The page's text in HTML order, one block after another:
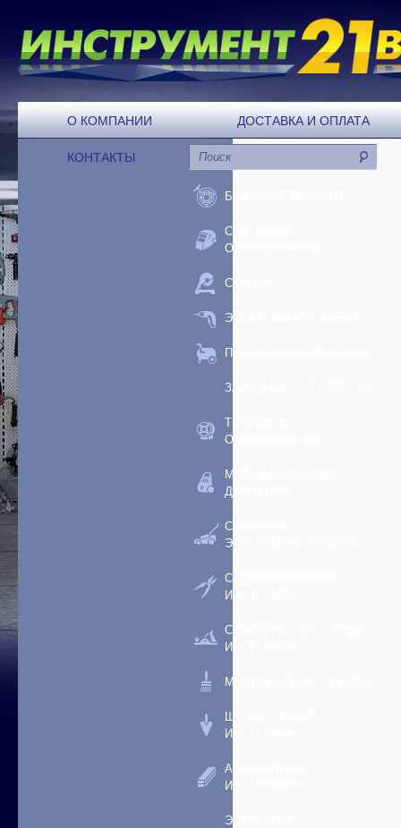
О КОМПАНИИ ДОСТАВКА И ОПЛАТА
КОНТАКТЫ
БЕНЗОИНСТРУМЕНТ
СВАРОЧНОЕ
ОБОРУДОВАНИЕ
СТАНКИ
ЭЛЕКТРОИНСТРУМЕНТ
ПНЕВМООБОРУДОВАНИЕ
ЗАРЯДНЫЕ УСТРОЙСТВА
ТЕПЛОВОЕ
ОБОРУДОВАНИЕ
МОЙКИ ВЫСОКОГО
ДАВЛЕНИЯ
САДОВЫЙ
ЭЛЕКТРОИНСТРУМЕНТ
САДОВЫЙ РУЧНОЙ
ИНСТРУМЕНТ
СТОЛЯРНО-СЛЕСАРНЫЙ
ИНСТРУМЕНТ
МАЛЯРНЫЙ ИНСТРУМЕНТ
ШТУКАТУРНЫЙ
ИНСТРУМЕНТ
АБРАЗИВНЫЙ
ИНСТРУМЕНТ
ЭЛЕКТРИКА